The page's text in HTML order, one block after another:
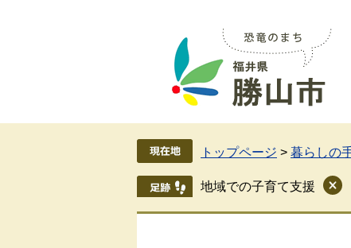
で
ば
トップページ > 暮らしの
地域での子育て支援